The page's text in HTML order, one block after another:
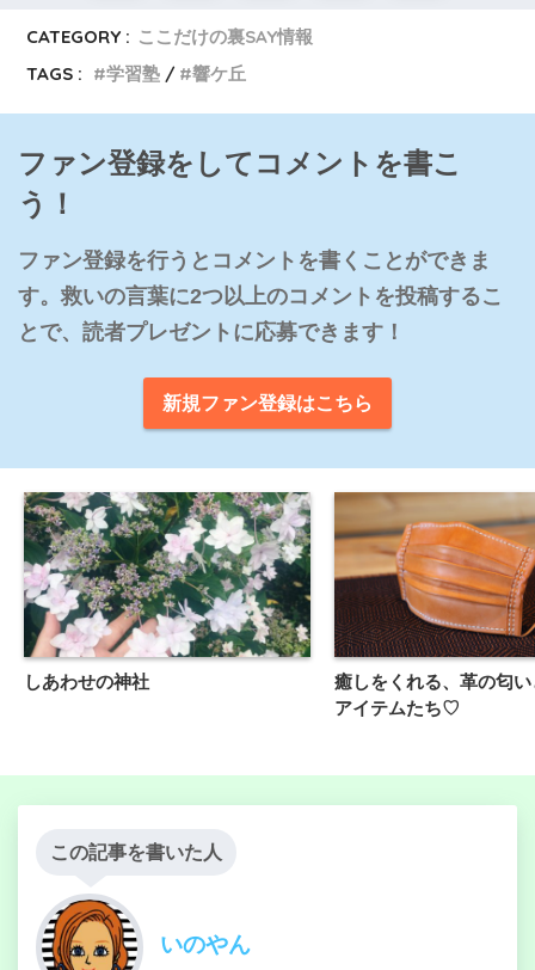
CATEGORY : ここだけの裏SAY情報
TAGS :
学習塾 響ケ丘
ファン登録をしてコメントを書こ
う！
ファン登録を行うとコメントを書くことができま
す。救いの言葉に2つ以上のコメントを投稿するこ
とで、読者プレゼントに応募できます！
新規ファン登録はこちら
しあわせの神社
癒しをくれる、革の匂
アイテムたち♡
この記事を書いた人
いのやん